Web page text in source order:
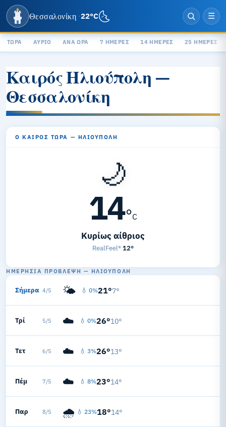
Θεσσαλονίκη ·22°C🌜 ☰
ΤΏΡΑ ΑΎΡΙΟ ΑΝΆ ΏΡΑ 7 ΗΜΈΡΕΣ 14 ΗΜΈΡΕΣ 25 ΗΜΈΡΕΣ
Καιρός Ηλιούπολη —
Θεσσαλονίκη
Ο ΚΑΙΡΌΣ ΤΏΡΑ — ΗΛΙΟΎΠΟΛΗ
🌙
14°C
Κυρίως αίθριος
RealFeel®12°
ΗΜΕΡΉΣΙΑ ΠΡΌΒΛΕΨΗ — ΗΛΙΟΎΠΟΛΗ
Σήμερα 4/5 🌤️ 💧 0%21°7°
Τρί 5/5 ☁️ 💧 0%26°10°
Τετ 6/5 ☁️ 💧 3%26°13°
Πέμ 7/5 ☁️ 💧 8%23°14°
Παρ 8/5 🌧️ 💧 23%18°14°